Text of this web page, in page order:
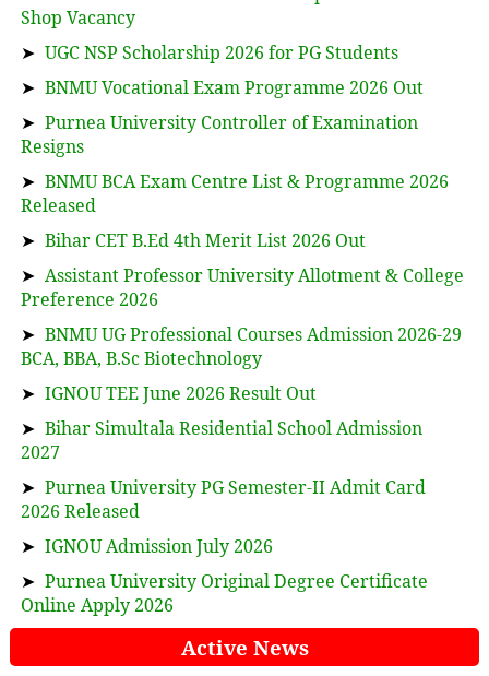
Shop Vacancy
➤ UGC NSP Scholarship 2026 for PG Students
➤ BNMU Vocational Exam Programme 2026 Out
➤ Purnea University Controller of Examination
Resigns
➤ BNMU BCA Exam Centre List & Programme 2026
Released
➤ Bihar CET B.Ed 4th Merit List 2026 Out
➤ Assistant Professor University Allotment & College
Preference 2026
➤ BNMU UG Professional Courses Admission 2026-29
BCA, BBA, B.Sc Biotechnology
➤ IGNOU TEE June 2026 Result Out
➤ Bihar Simultala Residential School Admission
2027
➤ Purnea University PG Semester-II Admit Card
2026 Released
➤ IGNOU Admission July 2026
➤ Purnea University Original Degree Certificate
Online Apply 2026
Active News